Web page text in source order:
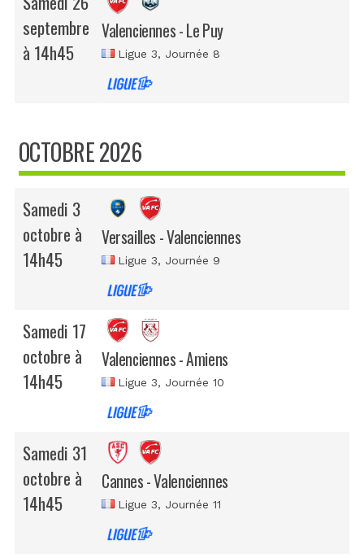
septembre
à 14h45
Valenciennes - Le Puy
Ligue 3, Journée 8
OCTOBRE 2026
Samedi 3
octobre à
14h45
Versailles - Valenciennes
Ligue 3, Journée 9
Samedi 17
octobre à
14h45
Valenciennes - Amiens
Ligue 3, Journée 10
Samedi 31
octobre à
14h45
Cannes - Valenciennes
Ligue 3, Journée 11